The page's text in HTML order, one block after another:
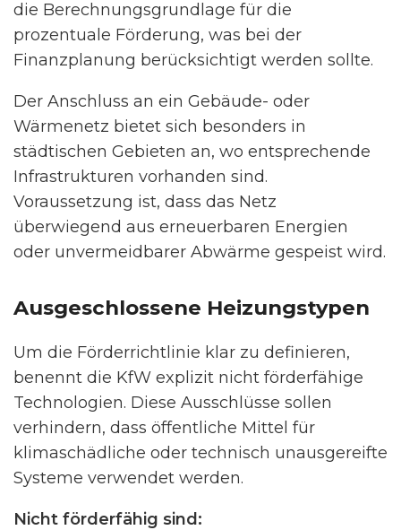
die Berechnungsgrundlage für die
prozentuale Förderung, was bei der
Finanzplanung berücksichtigt werden sollte.
Der Anschluss an ein Gebäude- oder
Wärmenetz bietet sich besonders in
städtischen Gebieten an, wo entsprechende
Infrastrukturen vorhanden sind.
Voraussetzung ist, dass das Netz
überwiegend aus erneuerbaren Energien
oder unvermeidbarer Abwärme gespeist wird.
Ausgeschlossene Heizungstypen
Um die Förderrichtlinie klar zu definieren,
benennt die KfW explizit nicht förderfähige
Technologien. Diese Ausschlüsse sollen
verhindern, dass öffentliche Mittel für
klimaschädliche oder technisch unausgereifte
Systeme verwendet werden.
Nicht förderfähig sind: